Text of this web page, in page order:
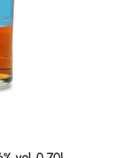
Sternen